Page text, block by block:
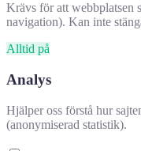
Krävs för att webbplatsen
navigation). Kan inte
Alltid på
Analys
Hjälper oss förstå hur
(anonymiserad statistik).